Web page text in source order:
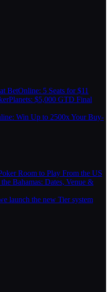
BetOnline: 5 Seats for $11
$5,000 GTD Final
Win Up to 2500x Your Buy-
Room to Play From the US
Bahamas: Dates, Venue &
launch the new Tier system